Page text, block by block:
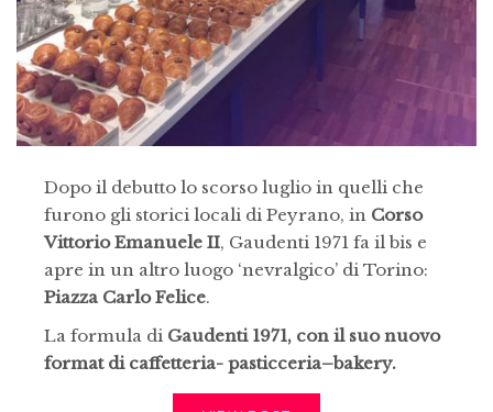
Dopo il debutto lo scorso luglio in quelli che
furono gli storici locali di Peyrano, in Corso
Vittorio Emanuele II, Gaudenti 1971 fa il bis e
apre in un altro luogo ‘nevralgico’ di Torino:
Piazza Carlo Felice.
La formula di Gaudenti 1971, con il suo nuovo
format di caffetteria- pasticceria–bakery.